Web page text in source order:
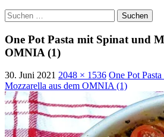
Suchen
nach:
One Pot Pasta mit Spinat und
OMNIA (1)
30. Juni 2021 2048 × 1536 One Pot
Mozzarella aus dem OMNIA (1)